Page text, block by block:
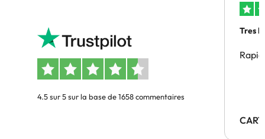
4.5 sur 5 sur la base de 1658 commentaires
Tres